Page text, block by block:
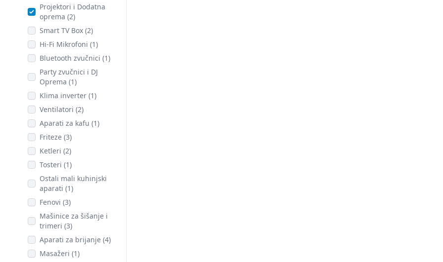
Projektori i Dodatna
oprema (2)
Smart TV Box (2)
Hi-Fi Mikrofoni (1)
Bluetooth zvučnici (1)
Party zvučnici i DJ
Oprema (1)
Klima inverter (1)
Ventilatori (2)
Aparati za kafu (1)
Friteze (3)
Ketleri (2)
Tosteri (1)
Ostali mali kuhinjski
aparati (1)
Fenovi (3)
Mašinice za šišanje i
trimeri (3)
Aparati za brijanje (4)
Masažeri (1)